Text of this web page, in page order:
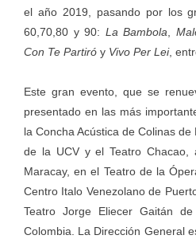
el año 2019, pasando por los
60,70,80 y 90: La Bambola
Con Te Partiró y Vivo Per Lei,
Este gran evento, que se
presentado en las más
la Concha Acústica de Colinas
de la UCV y el Teatro
Maracay, en el Teatro de la
Centro Italo Venezolano de
Teatro Jorge Eliecer Gaitán
Colombia. La Dirección General